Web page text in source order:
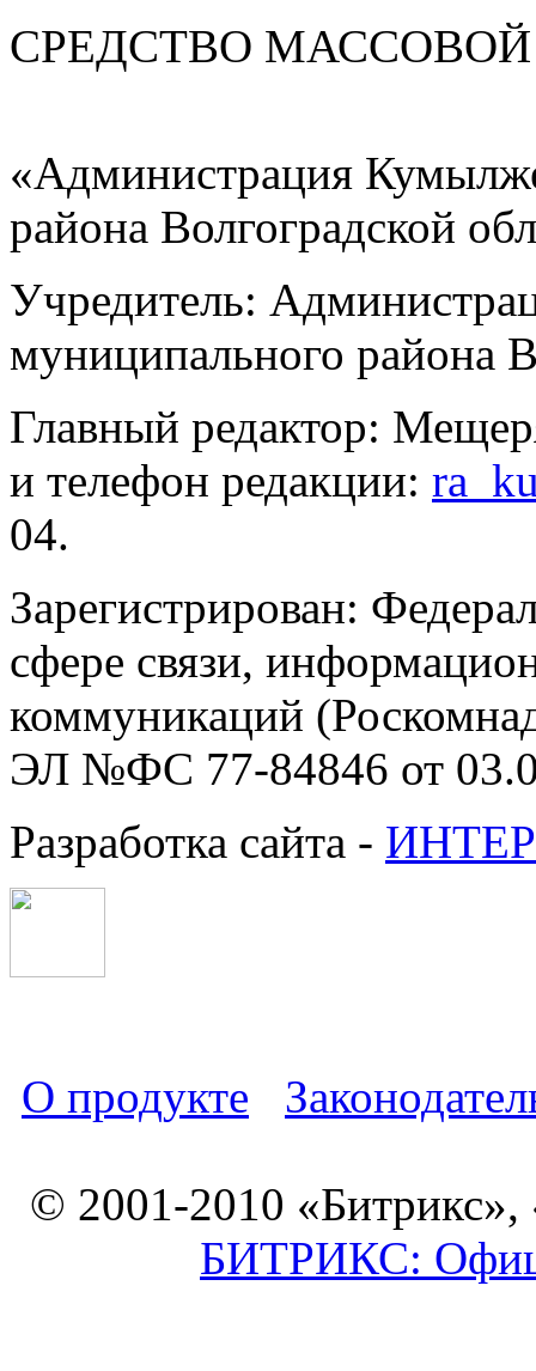
СРЕДСТВО
«Администрация
района Волгоградской
Учредитель:
муниципального района
Главный редактор:
и телефон редакции:
04.
Зарегистрирован:
сфере связи,
коммуникаций
ЭЛ №ФС 77-84846 от
Разработка сайта -
О продукте
© 2001-2010 «Битрикс»,
БИТРИКС: